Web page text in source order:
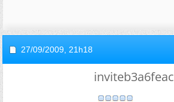
27/09/2009, 21h18
inviteb3a6feac